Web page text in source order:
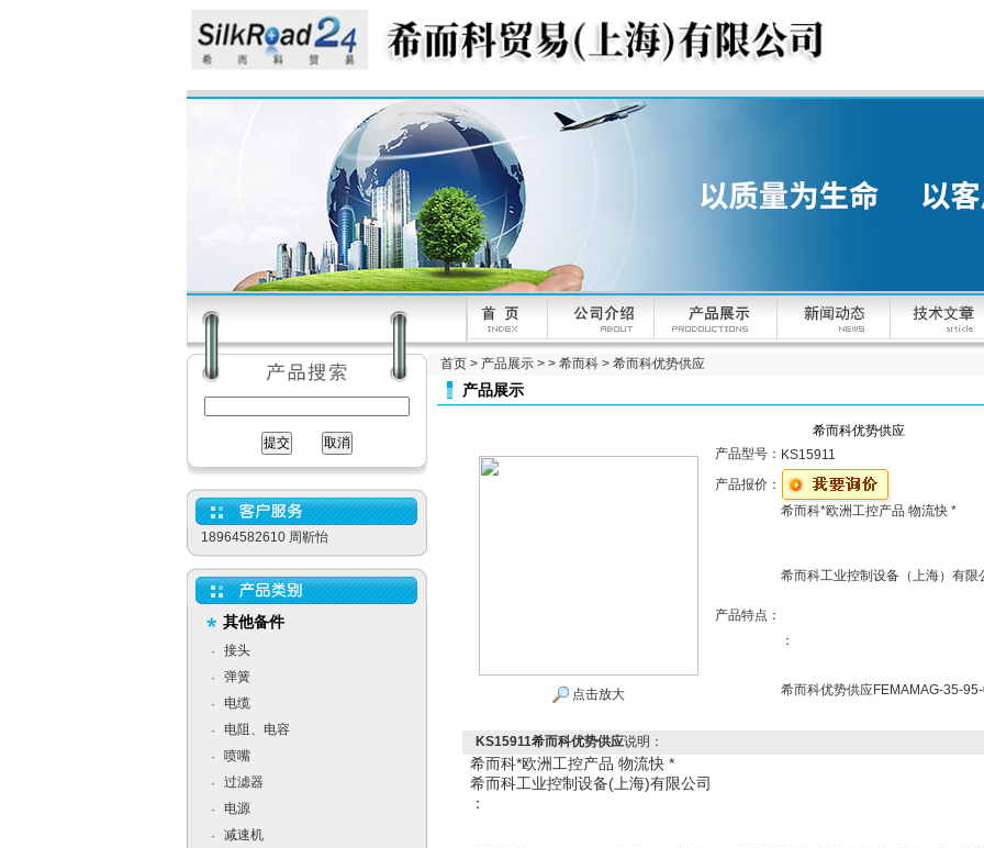
18964582610 周靳怡
其他备件
·
接头
·
弹簧
·
电缆
·
电阻、电容
·
喷嘴
·
过滤器
·
电源
·
减速机
首页 > 产品展示 > > 希而科 > 希而科优势供应
产品展示
希而科优势供应
点击放大
产品型号： KS15911
产品报价：
产品特点：
希而科*欧洲工控产品 物流快 *
希而科工业控制设备（上海）有限
：
希而科优势供应FEMAMAG-35-
KS15911希而科优势供应说明：
希而科*欧洲工控产品 物流快 *
希而科工业控制设备(上海)有限公司
：